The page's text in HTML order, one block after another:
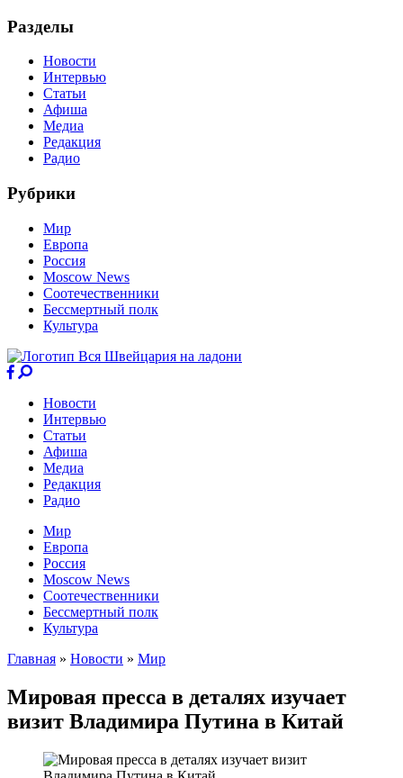
Разделы
Новости
Интервью
Статьи
Афиша
Медиа
Редакция
Радио
Рубрики
Мир
Европа
Россия
Moscow News
Соотечественники
Бессмертный полк
Культура
Новости
Интервью
Статьи
Афиша
Медиа
Редакция
Радио
Мир
Европа
Россия
Moscow News
Соотечественники
Бессмертный полк
Культура
Главная » Новости » Мир
Мировая пресса в деталях изучает
визит Владимира Путина в Китай